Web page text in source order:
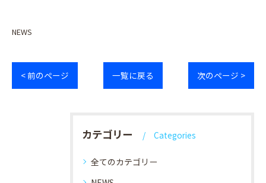
NEWS
< 前のページ 一覧に戻る 次のページ >
カテゴリー Categories
全てのカテゴリー